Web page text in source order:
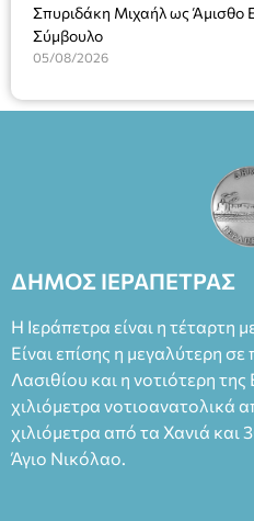
Σπυριδάκη Μιχαήλ ως Άμισθο
Σύμβουλο
05/08/2026
ΔΗΜΟΣ ΙΕΡΑΠΕΤΡΑΣ
Η Ιεράπετρα είναι η τέταρτη
Είναι επίσης η μεγαλύτερη
Λασιθίου και η νοτιότερη
χιλιόμετρα νοτιοανατολικά
χιλιόμετρα από τα Χανιά και
Άγιο Νικόλαο.